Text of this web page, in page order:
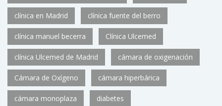
clínica en Madrid clínica fuente del berro
clínica manuel becerra Clínica Ulcemed
clínica Ulcemed de Madrid cámara de oxigenación
Cámara de Oxígeno cámara hiperbárica
cámara monoplaza diabetes